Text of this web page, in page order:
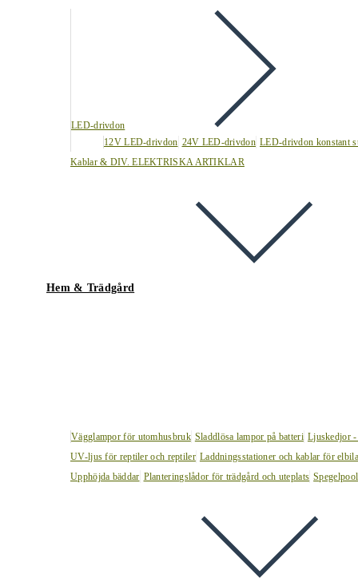
LED-drivdon
12V LED-drivdon 24V LED-drivdon LED-drivdon konstant
Kablar & DIV. ELEKTRISKA ARTIKLAR
Hem & Trädgård
Vägglampor för utomhusbruk Sladdlösa lampor på batteri Ljuskedjor
UV-ljus för reptiler och reptiler Laddningsstationer och kablar för
Upphöjda bäddar Planteringslådor för trädgård och uteplats Spegelpool